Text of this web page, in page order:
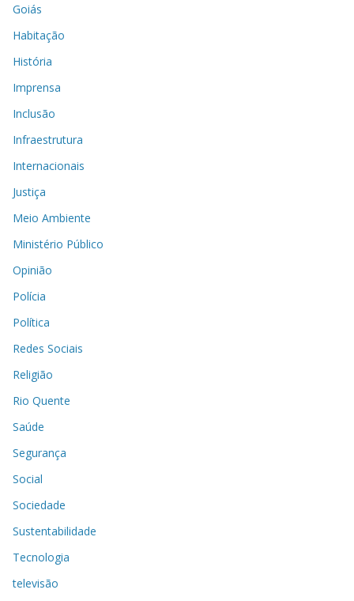
Goiás
Habitação
História
Imprensa
Inclusão
Infraestrutura
Internacionais
Justiça
Meio Ambiente
Ministério Público
Opinião
Polícia
Política
Redes Sociais
Religião
Rio Quente
Saúde
Segurança
Social
Sociedade
Sustentabilidade
Tecnologia
televisão